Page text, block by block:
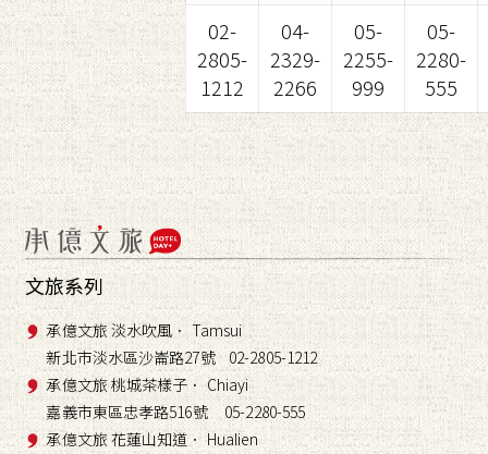
02-
2805-
1212
04-
2329-
2266
05-
2255-
999
05-
2280-
555
文旅系列
承億文旅 淡水吹風． Tamsui
新北市淡水區沙崙路27號 02-2805-1212
承億文旅 桃城茶樣子． Chiayi
嘉義市東區忠孝路516號 05-2280-555
承億文旅 花蓮山知道． Hualien